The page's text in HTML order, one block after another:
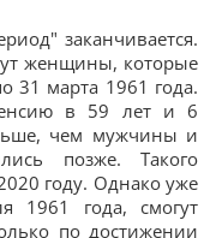
заканчивается.
женщины, которые
31 марта 1961 года.
в 59 лет и 6
чем мужчины и
позже. Такого
году. Однако уже
1961 года, смогут
по достижении